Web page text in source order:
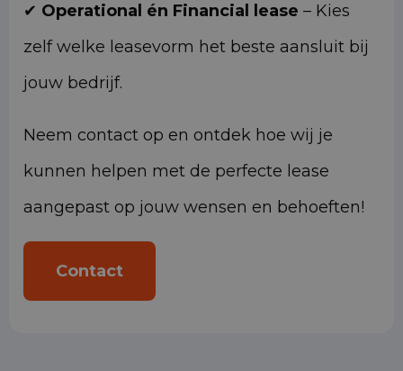
✔ Operational én Financial lease – Kies
zelf welke leasevorm het beste aansluit bij
jouw bedrijf.
Neem contact op en ontdek hoe wij je
kunnen helpen met de perfecte lease
aangepast op jouw wensen en behoeften!
Contact